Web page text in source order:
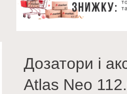
Дозатори і
Atlas Neo